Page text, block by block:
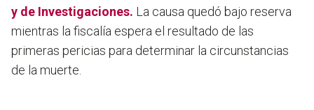
y de Investigaciones. La causa quedó bajo reserva
mientras la fiscalía espera el resultado de las
primeras pericias para determinar la circunstancias
de la muerte.